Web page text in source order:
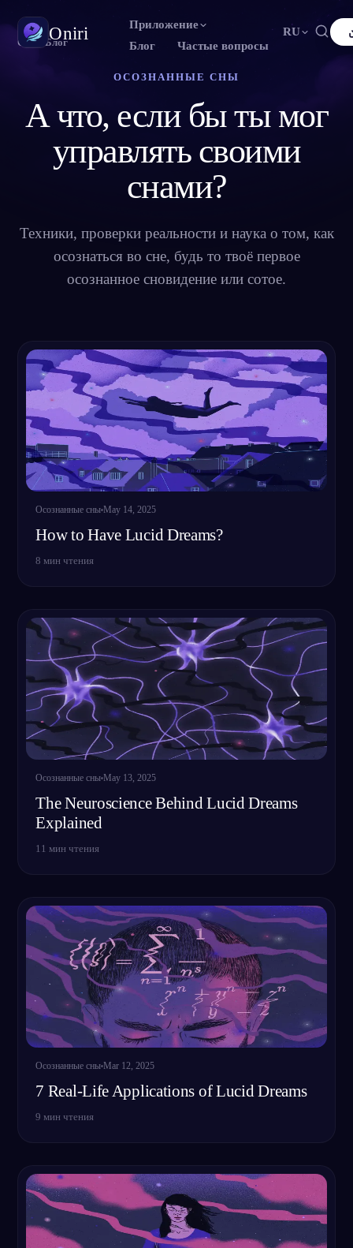
Oniri
Приложение
Блог
Частые вопросы
RU
Français ES Español
Português DE Deutsch CS Čeština
KO 한국어 ID Bahasa Indonesia
Nederlands SV Svenska
Осознанные сновидения
Возьми контроль над снами
Значение снов
RU
EN English FR Français
PT Português DE Deutsch
RU Русский TR Türkçe IT
JA 日本語
PL Polski NL Nederlands
Oniri ›Блог
ОСОЗНАННЫЕ СНЫ
А что, если бы ты мог
управлять своими
снами?
Техники, проверки реальности и наука о том, как
осознаться во сне, будь то твоё первое
осознанное сновидение или сотое.
Осознанные сны May 14, 2025
How to Have Lucid Dreams?
8 мин чтения
Осознанные сны May 13, 2025
The Neuroscience Behind Lucid Dreams
Explained
11 мин чтения
Осознанные сны Mar 12, 2025
7 Real-Life Applications of Lucid Dreams
9 мин чтения